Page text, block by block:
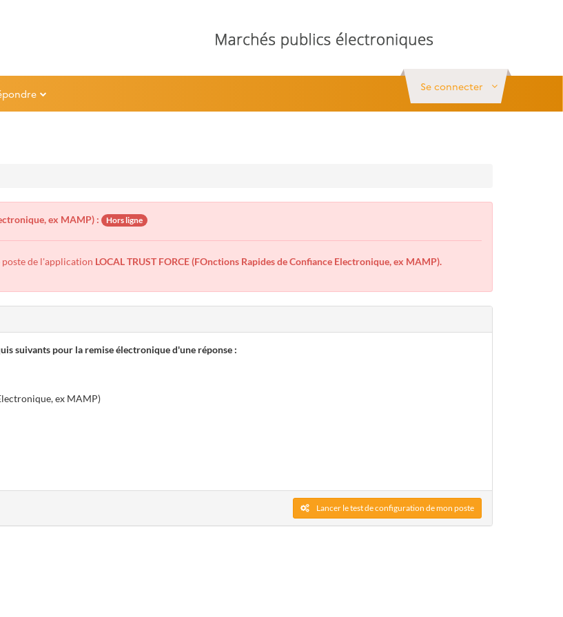
Se connecter
ex MAMP) : Hors ligne
de l'application LOCAL TRUST FORCE (FOnctions Rapides de Confiance Electronique, ex MAMP).
suivants pour la remise électronique d'une réponse :
ex MAMP)
Lancer le test de configuration de mon poste